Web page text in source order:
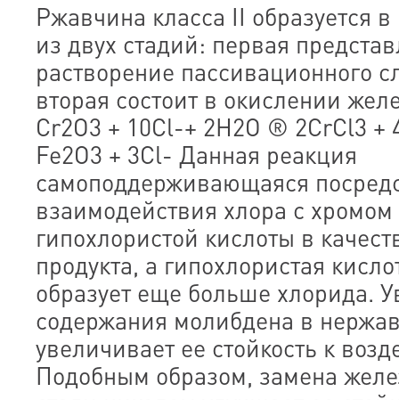
Ржавчина класса II образуется в
из двух стадий: первая
растворение пассивационного
вторая состоит в окислении
Cr2O3 + 10Cl-+ 2H2O ® 2CrCl3 +
Fe2O3 + 3Cl- Данная реакция
самоподдерживающаяся
взаимодействия хлора с
гипохлористой кислоты в
продукта, а гипохлористая
образует еще больше хлорида.
содержания молибдена в
увеличивает ее стойкость к
Подобным образом, замена